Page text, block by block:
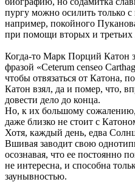
пургу можно осилить только
например, покойного
при помощи вторых и третьих
Когда-то Марк Порций Катон
фразой «Ceterum censeo
чтобы отвязаться от Катона,
Катон взял, да и помер, что,
довести дело до конца.
Но, к их большому
даже близко не стоит с
Хотя, каждый день, едва
Вшивая заводит свою
осознавая, что ее постоянно
не интересна, и способна
заунывностью.